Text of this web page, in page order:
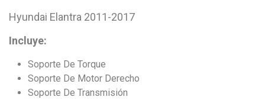
Hyundai Elantra 2011-2017
Incluye:
Soporte De Torque
Soporte De Motor Derecho
Soporte De Transmisión